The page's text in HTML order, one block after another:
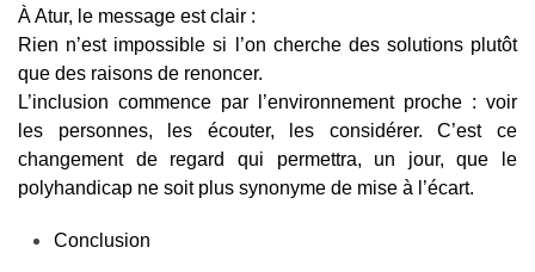
À Atur, le message est clair :
Rien n’est impossible si l’on cherche des solutions plutôt
que des raisons de renoncer.
L’inclusion commence par l’environnement proche : voir
les personnes, les écouter, les considérer. C’est ce
changement de regard qui permettra, un jour, que le
polyhandicap ne soit plus synonyme de mise à l’écart.
Conclusion